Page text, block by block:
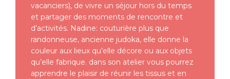
vacanciers), de vivre un séjour hors du temps
et partager des moments de rencontre et
d’activités. Nadine: couturière plus que
randonneuse, ancienne judoka, elle donne la
couleur aux lieux qu’elle décore ou aux objets
qu’elle fabrique. dans son atelier vous pourrez
apprendre le plaisir de réunir les tissus et en